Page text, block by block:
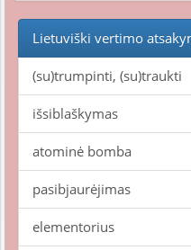
Lietuviški vertimo
(su)trumpinti, (su)traukti
išsiblaškymas
atominė bomba
pasibjaurėjimas
elementorius